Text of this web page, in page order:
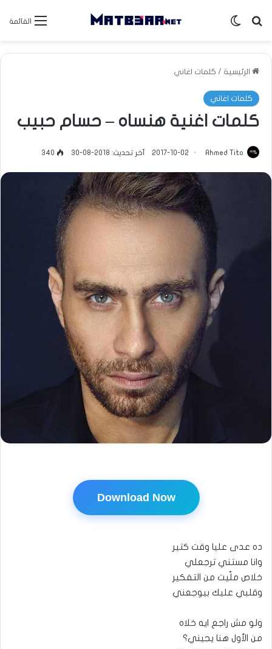
القائمة بحث عنالوضع المظلم
الرئيسية / كلمات اغاني
كلمات اغاني
كلمات اغنية هنساه – حسام حبيب
Ahmed Tito
2017-10-02 آخر تحديث: 2018-08-30 340
Download Now
ده عدى عليا وقت كتير
وانا مستني ترجعلي
خلاص ملّيت من التفكير
وقلبي عليك بيوجعني
ولو مش راجع ايه خلاه
من الأول هنا يجيني؟